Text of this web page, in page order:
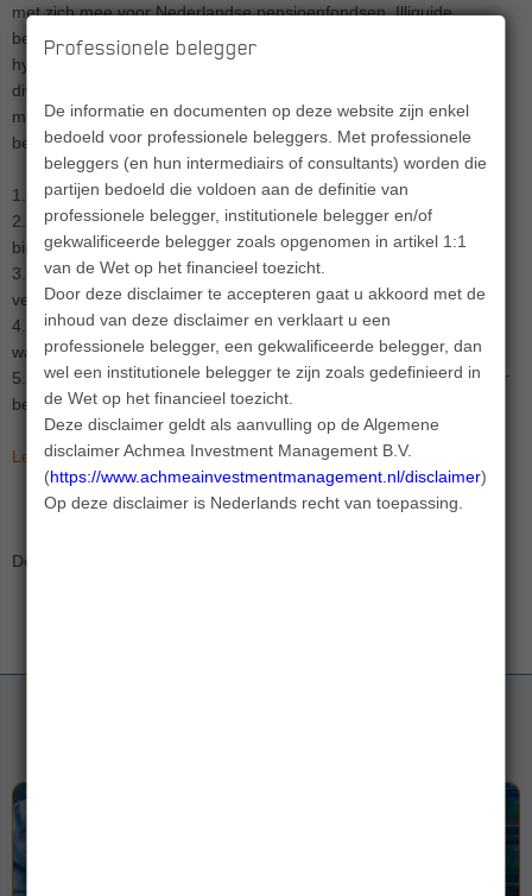
Professionele belegger
De informatie en documenten op deze website zijn enkel
bedoeld voor professionele beleggers. Met professionele
beleggers (en hun intermediairs of consultants) worden die
partijen bedoeld die voldoen aan de definitie van
professionele belegger, institutionele belegger en/of
gekwalificeerde belegger zoals opgenomen in artikel 1:1
van de Wet op het financieel toezicht.
Door deze disclaimer te accepteren gaat u akkoord met de
inhoud van deze disclaimer en verklaart u een
professionele belegger, een gekwalificeerde belegger, dan
wel een institutionele belegger te zijn zoals gedefinieerd in
de Wet op het financieel toezicht.
Deze disclaimer geldt als aanvulling op de Algemene
disclaimer Achmea Investment Management B.V.
(https://www.achmeainvestmentmanagement.nl/disclaimer).
Op deze disclaimer is Nederlands recht van toepassing.
met zich mee voor Nederlandse pensioenfondsen. Illiquide
beleggingen, zoals private equity, infrastructuur, vastgoed en
hypotheken, bieden aantrekkelijke rendementen en
diversificatievoordelen, maar brengen ook uitdagingen met zich
mee, zoals vertraagde waarderingen en hogere kosten. We
beantwoorden de belangrijkste vragen.
1. Hoe aantrekkelijk zijn illiquide beleggingen onder de Wtp?
2. Wat zijn de belangrijkste uitdagingen voor illiquide beleggingen
binnen de nieuwe pensioenregelingen?
3. Wat betekent het toevoegen van illiquide beleggingen voor
verschillende leeftijdscohorten?
4. Hoe kunnen pensioenfondsen omgaan met de vertraagde
waardering?
5. Wat zijn de ontwikkelingen in de markt om waarderingen sneller
beschikbaar te krijgen?
Lees meer (pdf)
Delen: